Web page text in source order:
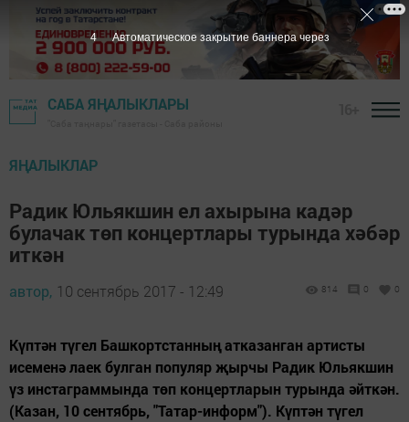
САБА ЯҢАЛЫКЛАРЫ
ЯҢАЛЫКЛАР
Радик Юльякшин ел ахырына кадәр
булачак төп концертлары турында хәбәр
иткән
автор, 10 сентябрь 2017 - 12:49 814 0 0
Күптән түгел Башкортстанның атказанган артисты
исеменә лаек булган популяр җырчы Радик Юльякшин
үз инстаграммында төп концертларын турында әйткән.
(Казан, 10 сентябрь, "Татар-информ"). Күптән түгел
3 Автоматическое закрытие баннера через